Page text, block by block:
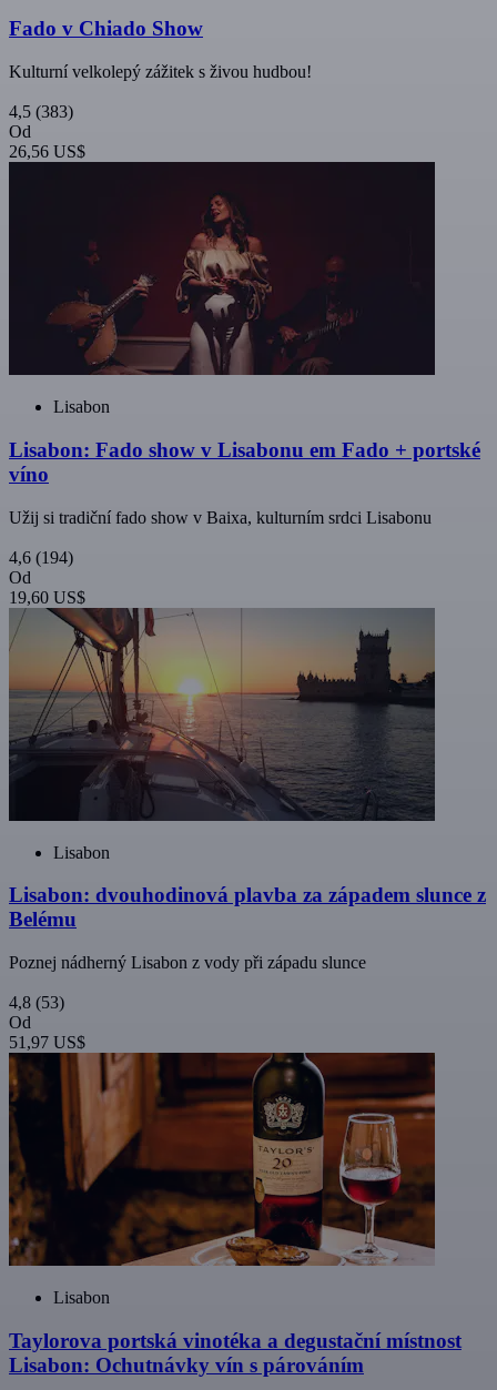
Fado v Chiado Show
Kulturní velkolepý zážitek s živou hudbou!
4,5 (383)
Od
26,56 US$
Lisabon
Lisabon: Fado show v Lisabonu em Fado + portské
víno
Užij si tradiční fado show v Baixa, kulturním srdci Lisabonu
4,6 (194)
Od
19,60 US$
Lisabon
Lisabon: dvouhodinová plavba za západem slunce z
Belému
Poznej nádherný Lisabon z vody při západu slunce
4,8 (53)
Od
51,97 US$
Lisabon
Taylorova portská vinotéka a degustační místnost
Lisabon: Ochutnávky vín s párováním